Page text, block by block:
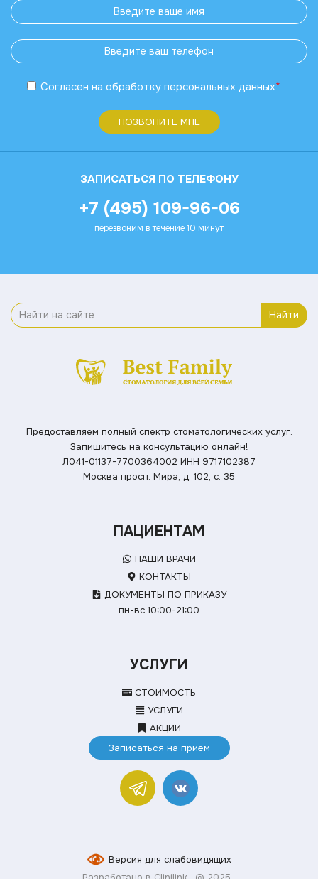
Согласен на обработку персональных данных*
ПОЗВОНИТЕ МНЕ
ЗАПИСАТЬСЯ ПО ТЕЛЕФОНУ
+7 (495) 109-96-06
перезвоним в течение 10 минут
Найти
Предоставляем полный спектр стоматологических услуг.
Запишитесь на консультацию онлайн!
Л041-01137-7700364002 ИНН 9717102387
Москва просп. Мира, д. 102, с. 35
ПАЦИЕНТАМ
НАШИ ВРАЧИ
КОНТАКТЫ
ДОКУМЕНТЫ ПО ПРИКАЗУ
пн-вс 10:00-21:00
УСЛУГИ
СТОИМОСТЬ
УСЛУГИ
АКЦИИ
Записаться на прием
Версия для слабовидящих